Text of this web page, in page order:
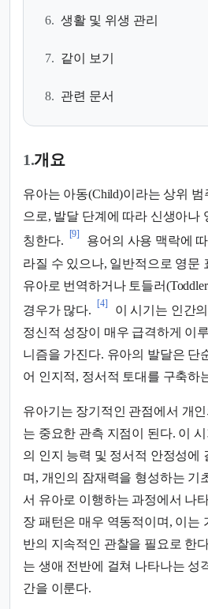
6. 생활 및 위생 관리
7. 같이 보기
8. 관련 문서
1.개요
유아는 아동(Child)이라는 상위
으로, 발달 단계에 따라 신생아나
칭한다.
[9]
용어의 사용 맥락에
라질 수 있으나, 일반적으로 영문
유아로 번역하거나 토들러
경우가 많다.
[4]
이 시기는 인간
정신적 성장이 매우 급격하게 이
니즘을 가진다. 유아의 발달은 단
어 인지적, 정서적 토대를 구축하
유아기는 장기적인 관점에서 개
는 중요한 관측 지점이 된다. 이
의 인지 능력 및 정서적 안정성에
며, 개인의 잠재력을 형성하는 기
서 유아로 이행하는 과정에서 나
장 패턴은 매우 역동적이며, 이는
반의 지속적인 관찰을 필요로 한
는 생애 전반에 걸쳐 나타나는 성
간을 이룬다.